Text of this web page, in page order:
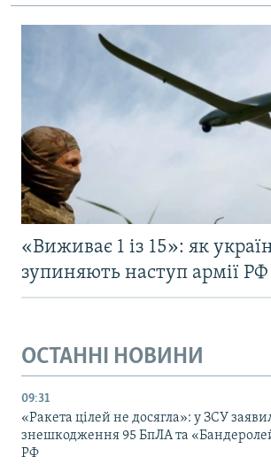
«Виживає 1 із 15»: як
зупиняють наступ армії РФ
ОСТАННІ НОВИНИ
09:31
«Ракета цілей не досягла»: у ЗСУ
знешкодження 95 БпЛА та
РФ